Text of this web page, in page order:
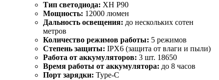
Тип светодиода: XH P90
Мощность: 12000 люмен
Дальность освещения: до нескольких сотен
метров
Количество режимов работы: 5 режимов
Степень защиты: IPX6 (защита от влаги и пыли)
Работа от аккумуляторов: 3 шт. 18650
Время работы от аккумулятора: до 8 часов
Порт зарядки: Type-C